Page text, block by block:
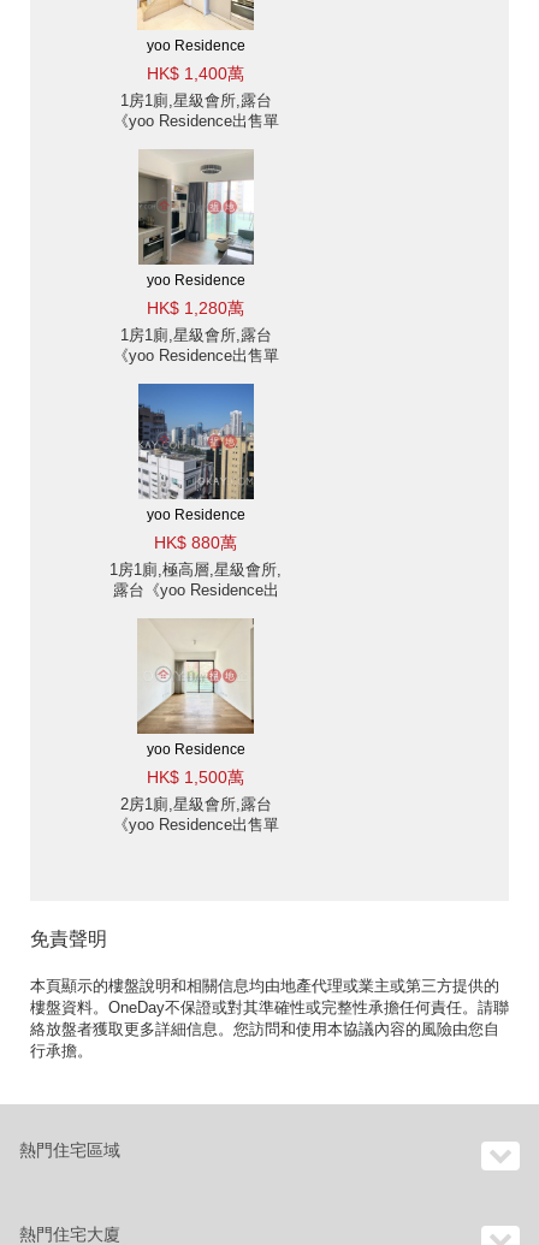
yoo Residence
HK$ 1,400萬
1房1廁,星級會所,露台
《yoo Residence出售單
yoo Residence
HK$ 1,280萬
1房1廁,星級會所,露台
《yoo Residence出售單
yoo Residence
HK$ 880萬
1房1廁,極高層,星級會所,
露台《yoo Residence出
yoo Residence
HK$ 1,500萬
2房1廁,星級會所,露台
《yoo Residence出售單
免責聲明
本頁顯示的樓盤說明和相關信息均由地產代理或業主或第三方提供的
樓盤資料。OneDay不保證或對其準確性或完整性承擔任何責任。請聯
絡放盤者獲取更多詳細信息。您訪問和使用本協議內容的風險由您自
行承擔。
熱門住宅區域
熱門住宅大廈